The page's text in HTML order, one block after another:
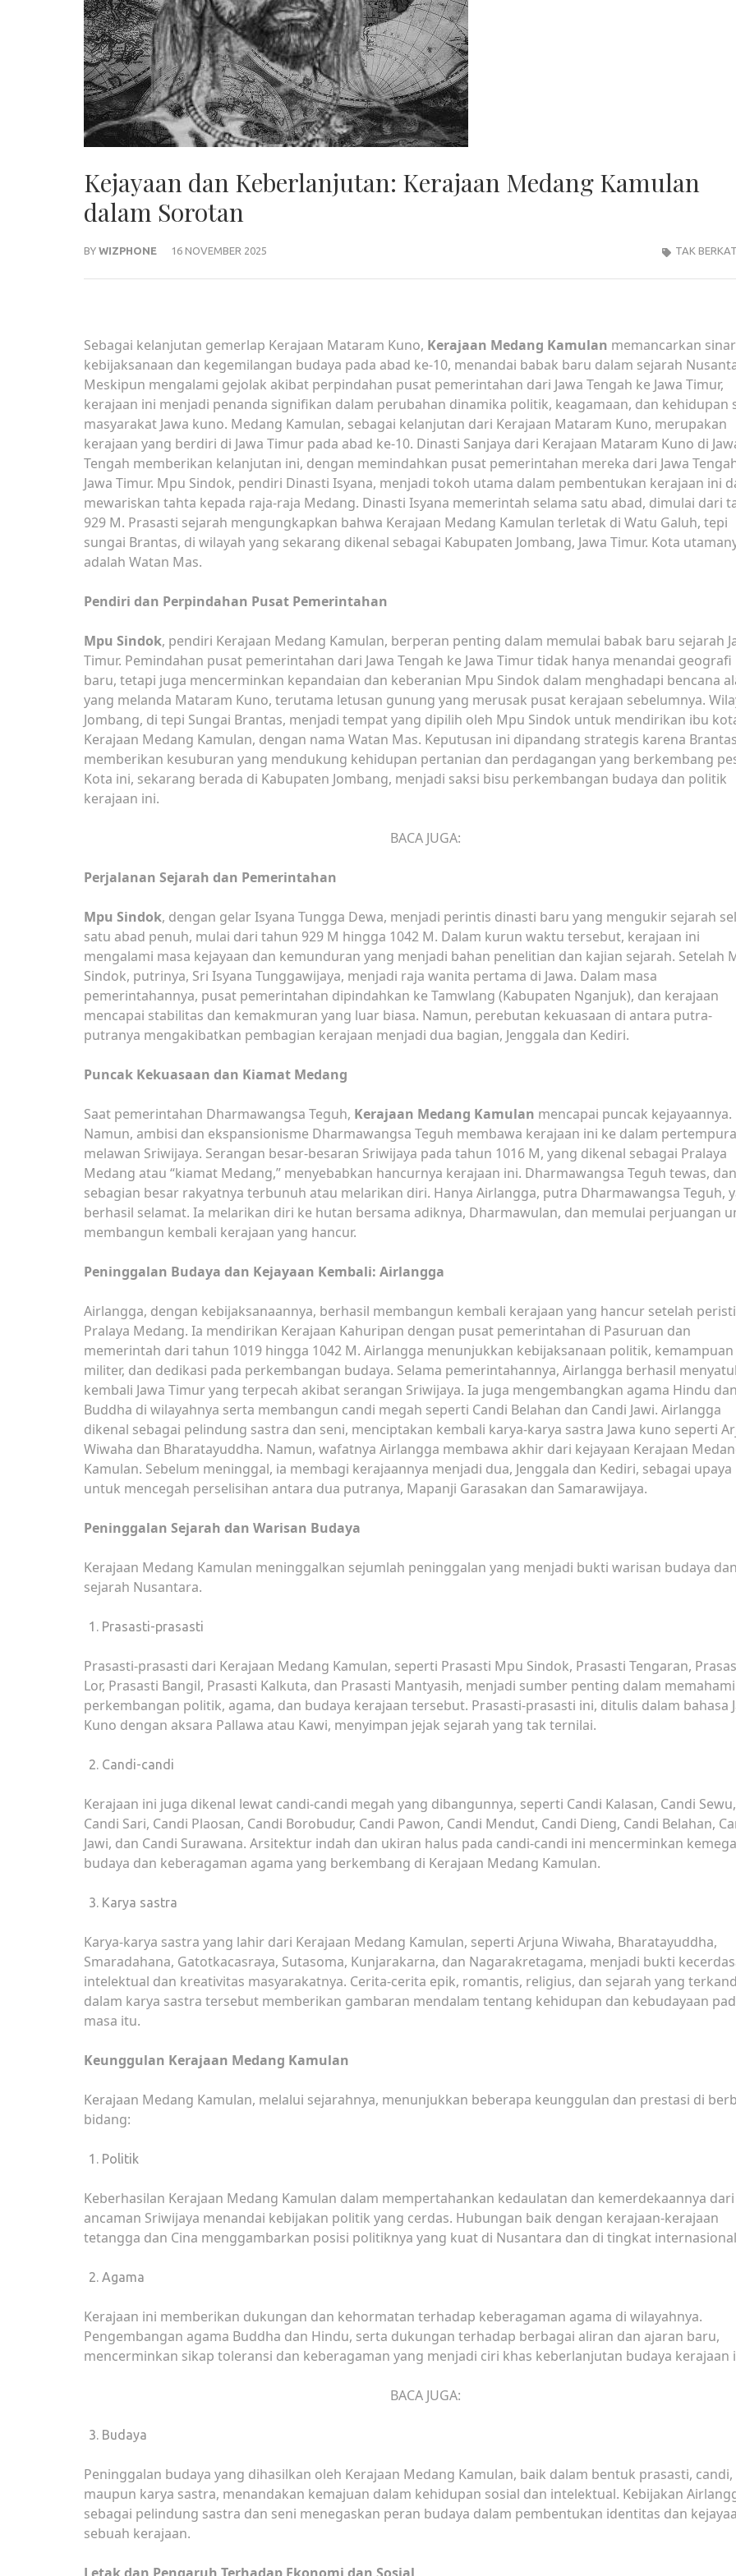
Kejayaan dan Keberlanjutan: Kerajaan Medang Kamulan
dalam Sorotan
BY WIZPHONE 16 NOVEMBER 2025 TAK
Sebagai kelanjutan gemerlap Kerajaan Mataram Kuno, Kerajaan Medang Kamulan memancarkan sinar
kebijaksanaan dan kegemilangan budaya pada abad ke-10, menandai babak baru dalam sejarah
Meskipun mengalami gejolak akibat perpindahan pusat pemerintahan dari Jawa Tengah ke Jawa Timur,
kerajaan ini menjadi penanda signifikan dalam perubahan dinamika politik, keagamaan, dan kehidupan
masyarakat Jawa kuno. Medang Kamulan, sebagai kelanjutan dari Kerajaan Mataram Kuno, merupakan
kerajaan yang berdiri di Jawa Timur pada abad ke-10. Dinasti Sanjaya dari Kerajaan Mataram Kuno di
Tengah memberikan kelanjutan ini, dengan memindahkan pusat pemerintahan mereka dari Jawa
Jawa Timur. Mpu Sindok, pendiri Dinasti Isyana, menjadi tokoh utama dalam pembentukan kerajaan ini
mewariskan tahta kepada raja-raja Medang. Dinasti Isyana memerintah selama satu abad, dimulai dari
929 M. Prasasti sejarah mengungkapkan bahwa Kerajaan Medang Kamulan terletak di Watu Galuh, tepi
sungai Brantas, di wilayah yang sekarang dikenal sebagai Kabupaten Jombang, Jawa Timur. Kota
adalah Watan Mas.
Pendiri dan Perpindahan Pusat Pemerintahan
Mpu Sindok, pendiri Kerajaan Medang Kamulan, berperan penting dalam memulai babak baru sejarah
Timur. Pemindahan pusat pemerintahan dari Jawa Tengah ke Jawa Timur tidak hanya menandai geografi
baru, tetapi juga mencerminkan kepandaian dan keberanian Mpu Sindok dalam menghadapi bencana
yang melanda Mataram Kuno, terutama letusan gunung yang merusak pusat kerajaan sebelumnya.
Jombang, di tepi Sungai Brantas, menjadi tempat yang dipilih oleh Mpu Sindok untuk mendirikan ibu
Kerajaan Medang Kamulan, dengan nama Watan Mas. Keputusan ini dipandang strategis karena Brantas
memberikan kesuburan yang mendukung kehidupan pertanian dan perdagangan yang berkembang
Kota ini, sekarang berada di Kabupaten Jombang, menjadi saksi bisu perkembangan budaya dan politik
kerajaan ini.
BACA JUGA:
Perjalanan Sejarah dan Pemerintahan
Mpu Sindok, dengan gelar Isyana Tungga Dewa, menjadi perintis dinasti baru yang mengukir sejarah
satu abad penuh, mulai dari tahun 929 M hingga 1042 M. Dalam kurun waktu tersebut, kerajaan ini
mengalami masa kejayaan dan kemunduran yang menjadi bahan penelitian dan kajian sejarah. Setelah
Sindok, putrinya, Sri Isyana Tunggawijaya, menjadi raja wanita pertama di Jawa. Dalam masa
pemerintahannya, pusat pemerintahan dipindahkan ke Tamwlang (Kabupaten Nganjuk), dan kerajaan
mencapai stabilitas dan kemakmuran yang luar biasa. Namun, perebutan kekuasaan di antara putra-
putranya mengakibatkan pembagian kerajaan menjadi dua bagian, Jenggala dan Kediri.
Puncak Kekuasaan dan Kiamat Medang
Saat pemerintahan Dharmawangsa Teguh, Kerajaan Medang Kamulan mencapai puncak kejayaannya.
Namun, ambisi dan ekspansionisme Dharmawangsa Teguh membawa kerajaan ini ke dalam
melawan Sriwijaya. Serangan besar-besaran Sriwijaya pada tahun 1016 M, yang dikenal sebagai Pralaya
Medang atau “kiamat Medang,” menyebabkan hancurnya kerajaan ini. Dharmawangsa Teguh tewas, dan
sebagian besar rakyatnya terbunuh atau melarikan diri. Hanya Airlangga, putra Dharmawangsa Teguh,
berhasil selamat. Ia melarikan diri ke hutan bersama adiknya, Dharmawulan, dan memulai perjuangan
membangun kembali kerajaan yang hancur.
Peninggalan Budaya dan Kejayaan Kembali: Airlangga
Airlangga, dengan kebijaksanaannya, berhasil membangun kembali kerajaan yang hancur setelah
Pralaya Medang. Ia mendirikan Kerajaan Kahuripan dengan pusat pemerintahan di Pasuruan dan
memerintah dari tahun 1019 hingga 1042 M. Airlangga menunjukkan kebijaksanaan politik, kemampuan
militer, dan dedikasi pada perkembangan budaya. Selama pemerintahannya, Airlangga berhasil
kembali Jawa Timur yang terpecah akibat serangan Sriwijaya. Ia juga mengembangkan agama Hindu dan
Buddha di wilayahnya serta membangun candi megah seperti Candi Belahan dan Candi Jawi. Airlangga
dikenal sebagai pelindung sastra dan seni, menciptakan kembali karya-karya sastra Jawa kuno seperti
Wiwaha dan Bharatayuddha. Namun, wafatnya Airlangga membawa akhir dari kejayaan Kerajaan
Kamulan. Sebelum meninggal, ia membagi kerajaannya menjadi dua, Jenggala dan Kediri, sebagai upaya
untuk mencegah perselisihan antara dua putranya, Mapanji Garasakan dan Samarawijaya.
Peninggalan Sejarah dan Warisan Budaya
Kerajaan Medang Kamulan meninggalkan sejumlah peninggalan yang menjadi bukti warisan budaya dan
sejarah Nusantara.
Prasasti-prasasti
Prasasti-prasasti dari Kerajaan Medang Kamulan, seperti Prasasti Mpu Sindok, Prasasti Tengaran,
Lor, Prasasti Bangil, Prasasti Kalkuta, dan Prasasti Mantyasih, menjadi sumber penting dalam memahami
perkembangan politik, agama, dan budaya kerajaan tersebut. Prasasti-prasasti ini, ditulis dalam bahasa
Kuno dengan aksara Pallawa atau Kawi, menyimpan jejak sejarah yang tak ternilai.
Candi-candi
Kerajaan ini juga dikenal lewat candi-candi megah yang dibangunnya, seperti Candi Kalasan, Candi Sewu,
Candi Sari, Candi Plaosan, Candi Borobudur, Candi Pawon, Candi Mendut, Candi Dieng, Candi Belahan,
Jawi, dan Candi Surawana. Arsitektur indah dan ukiran halus pada candi-candi ini mencerminkan
budaya dan keberagaman agama yang berkembang di Kerajaan Medang Kamulan.
Karya sastra
Karya-karya sastra yang lahir dari Kerajaan Medang Kamulan, seperti Arjuna Wiwaha, Bharatayuddha,
Smaradahana, Gatotkacasraya, Sutasoma, Kunjarakarna, dan Nagarakretagama, menjadi bukti
intelektual dan kreativitas masyarakatnya. Cerita-cerita epik, romantis, religius, dan sejarah yang
dalam karya sastra tersebut memberikan gambaran mendalam tentang kehidupan dan kebudayaan
masa itu.
Keunggulan Kerajaan Medang Kamulan
Kerajaan Medang Kamulan, melalui sejarahnya, menunjukkan beberapa keunggulan dan prestasi di
bidang:
Politik
Keberhasilan Kerajaan Medang Kamulan dalam mempertahankan kedaulatan dan kemerdekaannya dari
ancaman Sriwijaya menandai kebijakan politik yang cerdas. Hubungan baik dengan kerajaan-kerajaan
tetangga dan Cina menggambarkan posisi politiknya yang kuat di Nusantara dan di tingkat
Agama
Kerajaan ini memberikan dukungan dan kehormatan terhadap keberagaman agama di wilayahnya.
Pengembangan agama Buddha dan Hindu, serta dukungan terhadap berbagai aliran dan ajaran baru,
mencerminkan sikap toleransi dan keberagaman yang menjadi ciri khas keberlanjutan budaya kerajaan
BACA JUGA:
Budaya
Peninggalan budaya yang dihasilkan oleh Kerajaan Medang Kamulan, baik dalam bentuk prasasti, candi,
maupun karya sastra, menandakan kemajuan dalam kehidupan sosial dan intelektual. Kebijakan
sebagai pelindung sastra dan seni menegaskan peran budaya dalam pembentukan identitas dan
sebuah kerajaan.